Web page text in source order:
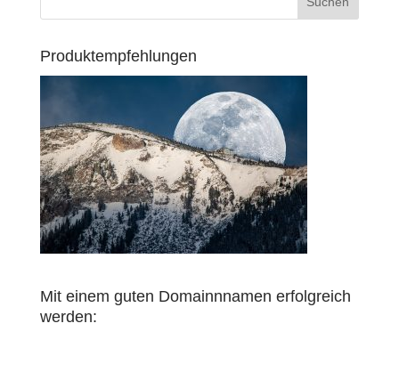
Produktempfehlungen
Mit einem guten Domainnnamen erfolgreich
werden: